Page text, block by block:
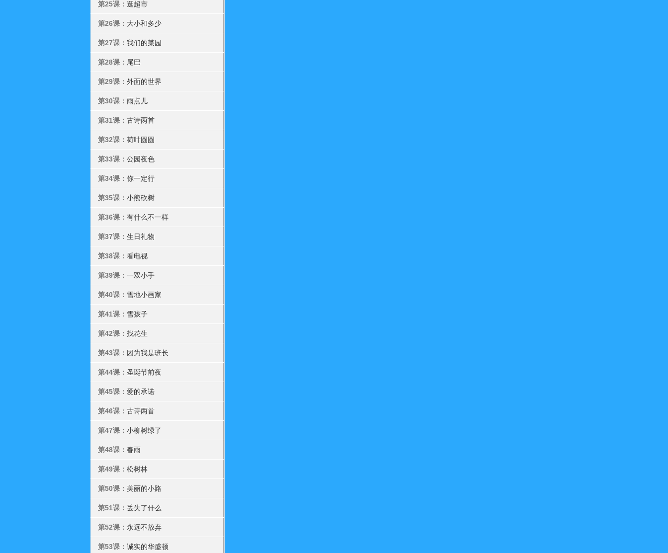
第25课： 逛超市
第26课： 大小和多少
第27课： 我们的菜园
第28课： 尾巴
第29课： 外面的世界
第30课： 雨点儿
第31课： 古诗两首
第32课： 荷叶圆圆
第33课： 公园夜色
第34课： 你一定行
第35课： 小熊砍树
第36课： 有什么不一样
第37课： 生日礼物
第38课： 看电视
第39课： 一双小手
第40课： 雪地小画家
第41课： 雪孩子
第42课： 找花生
第43课： 因为我是班长
第44课： 圣诞节前夜
第45课： 爱的承诺
第46课： 古诗两首
第47课： 小柳树绿了
第48课： 春雨
第49课： 松树林
第50课： 美丽的小路
第51课： 丢失了什么
第52课： 永远不放弃
第53课： 诚实的华盛顿